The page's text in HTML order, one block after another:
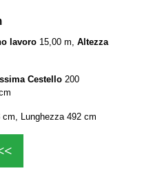
lavoro 15,00 m, Altezza
Cestello 200
Lunghezza 492 cm